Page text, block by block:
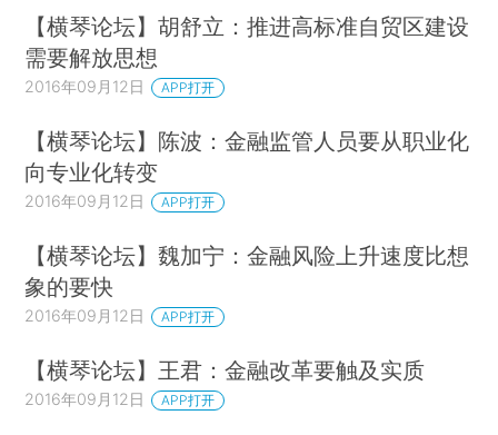
【横琴论坛】胡舒立：推进高标准自贸区建设
需要解放思想
2016年09月12日 APP打开
【横琴论坛】陈波：金融监管人员要从职业化
向专业化转变
2016年09月12日 APP打开
【横琴论坛】魏加宁：金融风险上升速度比想
象的要快
2016年09月12日 APP打开
【横琴论坛】王君：金融改革要触及实质
2016年09月12日 APP打开